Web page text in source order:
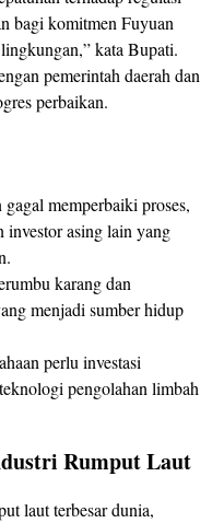
bagi komitmen Fuyuan
kata Bupati.
pemerintah daerah dan
perbaikan.
memperbaiki proses,
asing lain yang
karang dan
menjadi sumber hidup
perlu investasi
pengolahan limbah
Rumput Laut
laut terbesar dunia,